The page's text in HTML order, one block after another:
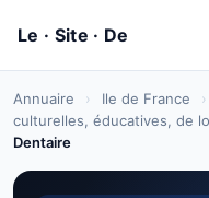
Annuaire › Ile de France ›
culturelles, éducatives, de
Dentaire